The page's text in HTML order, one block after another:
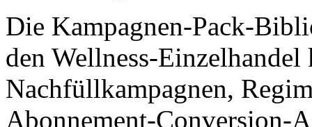
Die Kampagnen-Pack-
den Wellness-
Nachfüllkampagnen,
Abonnement-Conversion-